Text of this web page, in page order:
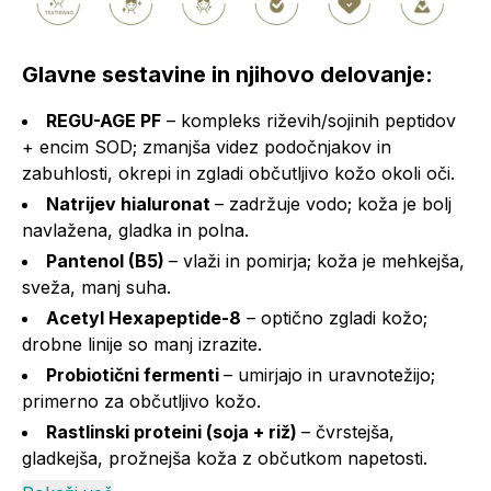
Glavne sestavine in njihovo delovanje:
REGU-AGE PF – kompleks riževih/sojinih peptidov
+ encim SOD; zmanjša videz podočnjakov in
zabuhlosti, okrepi in zgladi občutljivo kožo okoli oči.
Natrijev hialuronat – zadržuje vodo; koža je bolj
navlažena, gladka in polna.
Pantenol (B5) – vlaži in pomirja; koža je mehkejša,
sveža, manj suha.
Acetyl Hexapeptide-8 – optično zgladi kožo;
drobne linije so manj izrazite.
Probiotični fermenti – umirjajo in uravnotežijo;
primerno za občutljivo kožo.
Rastlinski proteini (soja + riž) – čvrstejša,
gladkejša, prožnejša koža z občutkom napetosti.